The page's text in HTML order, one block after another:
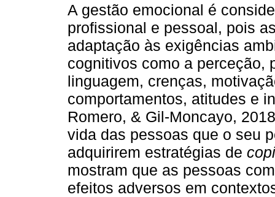
A gestão emocional é
profissional e pessoal, pois
adaptação às exigências
cognitivos como a perceção,
linguagem, crenças,
comportamentos, atitudes e
Romero, & Gil-Moncayo,
vida das pessoas que o seu
adquirirem estratégias de
mostram que as pessoas
efeitos adversos em